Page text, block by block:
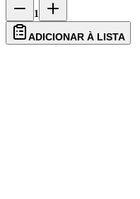
1
ADICIONAR À LISTA